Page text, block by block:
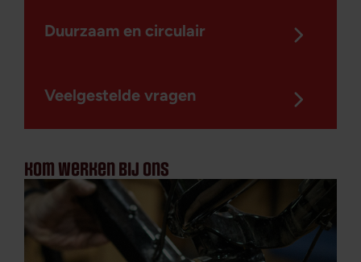
Duurzaam en circulair
Veelgestelde vragen
kom werken bij ons